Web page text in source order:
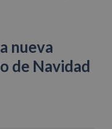
nueva
de Navidad